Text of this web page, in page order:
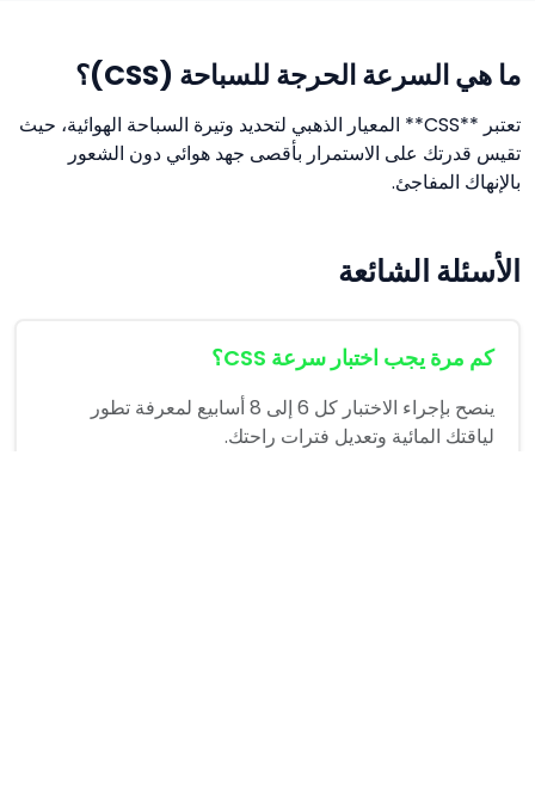
ما هي السرعة الحرجة للسباحة (CSS)؟
تعتبر **CSS** المعيار الذهبي لتحديد وتيرة السباحة الهوائية، حيث
تقيس قدرتك على الاستمرار بأقصى جهد هوائي دون الشعور
بالإنهاك المفاجئ.
الأسئلة الشائعة
كم مرة يجب اختبار سرعة CSS؟
ينصح بإجراء الاختبار كل 6 إلى 8 أسابيع لمعرفة تطور
لياقتك المائية وتعديل فترات راحتك.